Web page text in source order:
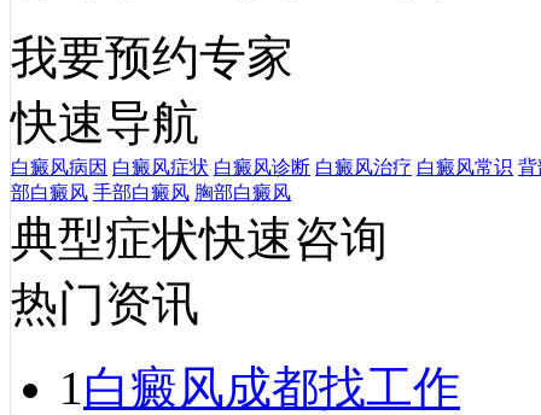
我要预约专家
快速导航
白癜风病因 白癜风症状 白癜风诊断 白癜风治疗 白癜风常识 背
部白癜风 手部白癜风 胸部白癜风
典型症状快速咨询
热门资讯
1白癜风成都找工作